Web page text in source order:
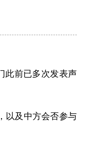
此前已多次发表声
以及中方会否参与